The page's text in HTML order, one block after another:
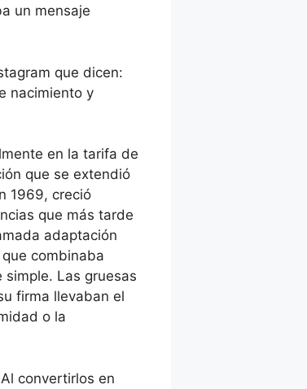
un mensaje
que dicen:
nacimiento y
en la tarifa de
que se extendió
1969, creció
que más tarde
adaptación
combinaba
Las gruesas
firma llevaban el
o la
Al convertirlos en